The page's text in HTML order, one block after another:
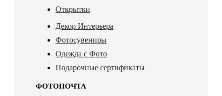
Открытки
Декор Интерьера
Фотосувениры
Одежда с Фото
Подарочные сертификаты
ФОТОПОЧТА